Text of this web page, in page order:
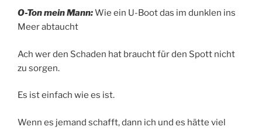
O-Ton mein Mann:Wie ein U-Boot das im dunklen ins
Meer abtaucht
Ach wer den Schaden hat braucht für den Spott nicht
zu sorgen.
Es ist einfach wie es ist.
Wenn es jemand schafft, dann ich und es hätte viel